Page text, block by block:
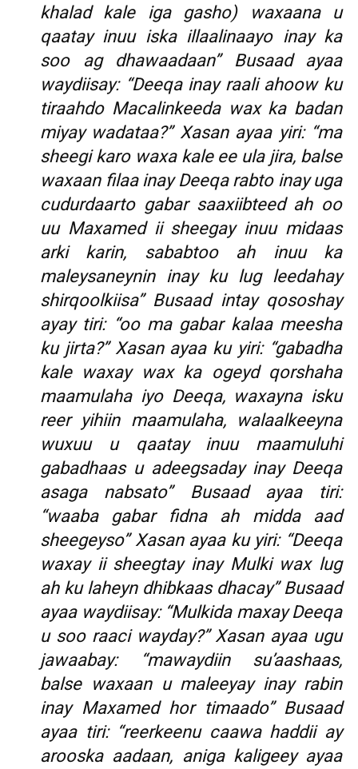
khalad kale iga gasho) waxaana u
qaatay inuu iska illaalinaayo inay ka
soo ag dhawaadaan” Busaad ayaa
waydiisay: “Deeqa inay raali ahoow ku
tiraahdo Macalinkeeda wax ka badan
miyay wadataa?” Xasan ayaa yiri: “ma
sheegi karo waxa kale ee ula jira, balse
waxaan filaa inay Deeqa rabto inay uga
cudurdaarto gabar saaxiibteed ah oo
uu Maxamed ii sheegay inuu midaas
arki karin, sababtoo ah inuu ka
maleysaneynin inay ku lug leedahay
shirqoolkiisa” Busaad intay qososhay
ayay tiri: “oo ma gabar kalaa meesha
ku jirta?” Xasan ayaa ku yiri: “gabadha
kale waxay wax ka ogeyd qorshaha
maamulaha iyo Deeqa, waxayna isku
reer yihiin maamulaha, walaalkeeyna
wuxuu u qaatay inuu maamuluhi
gabadhaas u adeegsaday inay Deeqa
asaga nabsato” Busaad ayaa tiri:
“waaba gabar fidna ah midda aad
sheegeyso” Xasan ayaa ku yiri: “Deeqa
waxay ii sheegtay inay Mulki wax lug
ah ku laheyn dhibkaas dhacay” Busaad
ayaa waydiisay: “Mulkida maxay Deeqa
u soo raaci wayday?” Xasan ayaa ugu
jawaabay: “mawaydiin su’aashaas,
balse waxaan u maleeyay inay rabin
inay Maxamed hor timaado” Busaad
ayaa tiri: “reerkeenu caawa haddii ay
arooska aadaan, aniga kaligeey ayaa